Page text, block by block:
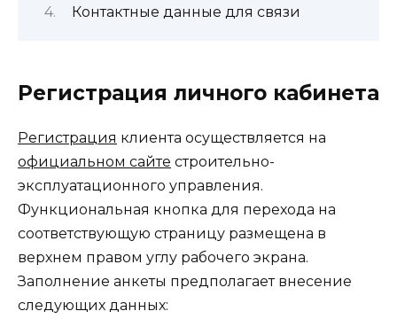
Контактные данные для связи
Регистрация личного кабинета
Регистрация клиента осуществляется на
официальном сайте строительно-
эксплуатационного управления.
Функциональная кнопка для перехода на
соответствующую страницу размещена в
верхнем правом углу рабочего экрана.
Заполнение анкеты предполагает внесение
следующих данных: